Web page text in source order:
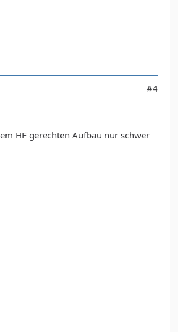
#4
HF gerechten Aufbau nur schwer